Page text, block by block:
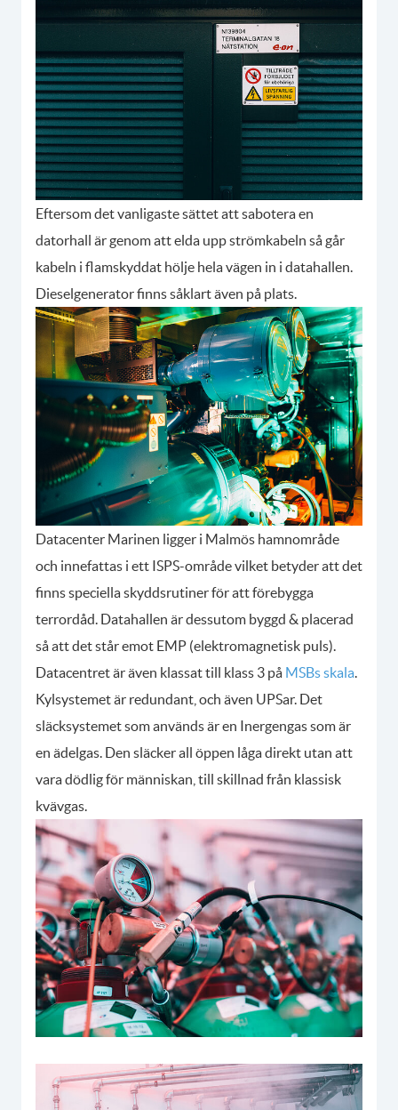
Eftersom det vanligaste sättet att sabotera en
datorhall är genom att elda upp strömkabeln så går
kabeln i flamskyddat hölje hela vägen in i datahallen.
Dieselgenerator finns såklart även på plats.
Datacenter Marinen ligger i Malmös hamnområde
och innefattas i ett ISPS-område vilket betyder att det
finns speciella skyddsrutiner för att förebygga
terrordåd. Datahallen är dessutom byggd & placerad
så att det står emot EMP (elektromagnetisk puls).
Datacentret är även klassat till klass 3 på MSBs skala
Kylsystemet är redundant, och även UPSar. Det
släcksystemet som används är en Inergengas som är
en ädelgas. Den släcker all öppen låga direkt utan att
vara dödlig för människan, till skillnad från klassisk
kvävgas.